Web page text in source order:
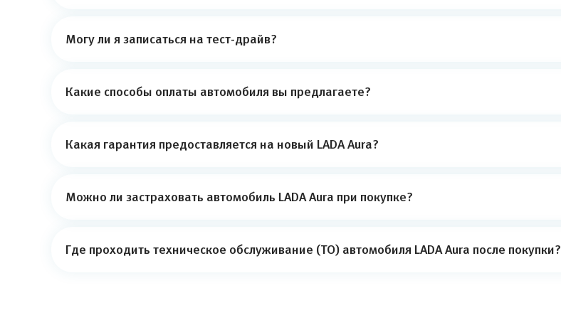
Могу ли я записаться на тест-драйв?
Какие способы оплаты автомобиля вы предлагаете?
Какая гарантия предоставляется на новый LADA Aura?
Можно ли застраховать автомобиль LADA Aura при покупке?
Где проходить техническое обслуживание (ТО) автомобиля LADA Aura после покупки?